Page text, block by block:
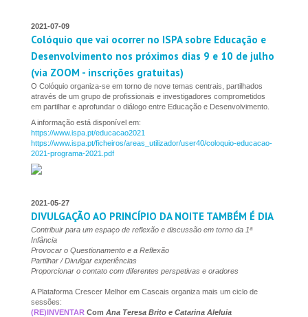
2021-07-09
Colóquio que vai ocorrer no ISPA sobre Educação e
Desenvolvimento nos próximos dias 9 e 10 de julho
(via ZOOM - inscrições gratuitas)
O Colóquio organiza-se em torno de nove temas centrais, partilhados
através de um grupo de profissionais e investigadores comprometidos
em partilhar e aprofundar o diálogo entre Educação e Desenvolvimento.
A informação está disponível em:
https://www.ispa.pt/educacao2021
https://www.ispa.pt/ficheiros/areas_utilizador/user40/coloquio-educacao-
2021-programa-2021.pdf
2021-05-27
DIVULGAÇÃO AO PRINCÍPIO DA NOITE TAMBÉM É DIA
Contribuir para um espaço de reflexão e discussão em torno da 1ª
Infância
Provocar o Questionamento e a Reflexão
Partilhar / Divulgar experiências
Proporcionar o contato com diferentes perspetivas e oradores
A Plataforma Crescer Melhor em Cascais organiza mais um ciclo de
sessões:
(RE)INVENTAR Com Ana Teresa Brito e Catarina Aleluia